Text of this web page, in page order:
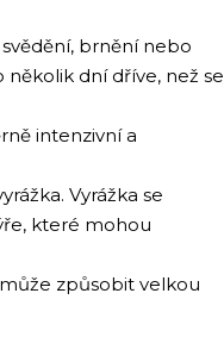
brnění nebo
dní dříve, než se
intenzivní a
Vyrážka se
které mohou
způsobit velkou